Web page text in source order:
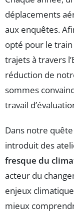
déplacements
aux enquêtes.
opté pour le
trajets à travers
réduction de
sommes
travail
Dans notre
introduit des
fresque du
acteur du
enjeux
mieux